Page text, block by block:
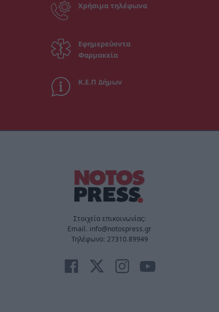
Χρήσιμα τηλέφωνα
Εφημερεύοντα
Φαρμακεία
Κ.Ε.Π Δήμων
Στοιχεία επικοινωνίας:
Email. info@notospress.gr
Τηλέφωνο: 27310.89949